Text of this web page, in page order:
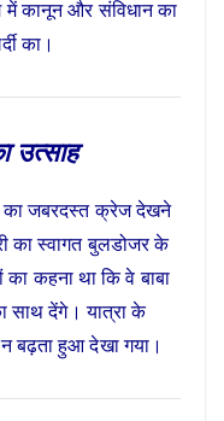
कानून और संविधान का
का।
उत्साह
जबरदस्त क्रेज देखने
का स्वागत बुलडोजर के
कहना था कि वे बाबा
साथ देंगे। यात्रा के
बढ़ता हुआ देखा गया।